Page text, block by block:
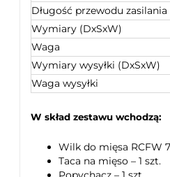
Długość przewodu zasilania
Wymiary (DxSxW)
Waga
Wymiary wysyłki (DxSxW)
Waga wysyłki
W skład zestawu wchodzą:
Wilk do mięsa RCFW
Taca na mięso – 1 szt.